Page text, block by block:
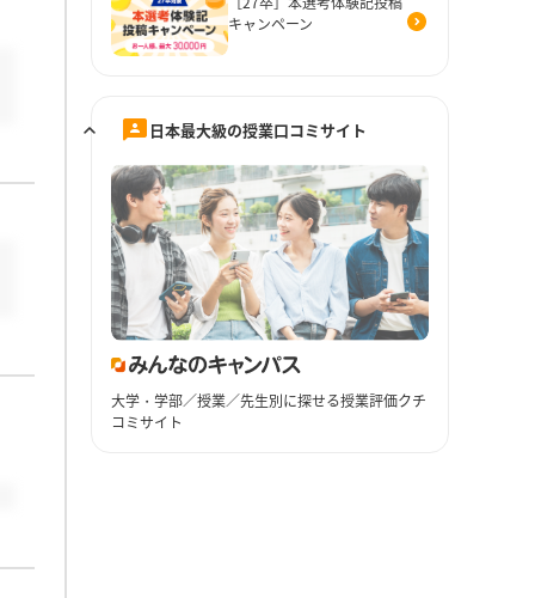
キャンペーン
日本最大級の授業口コミサイト
大学・学部／授業／先生別に探せる授業評価クチ
コミサイト